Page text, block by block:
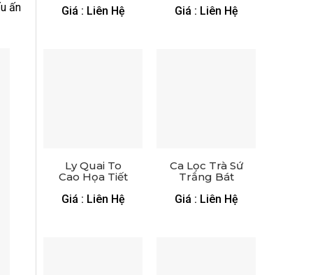
ấn
Ánh Kim – LS
Giá : Liên Hệ
Giá : Liên Hệ
Ly Quai To
Cao Họa Tiết
2372224
Giá : Liên Hệ
Ca Lọc Trà Sứ
Trắng Bát
– LS 2872224
Giá : Liên Hệ